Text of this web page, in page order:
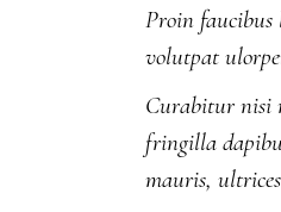
Proin faucibus
volutpat
Curabitur nisi
fringilla
mauris,